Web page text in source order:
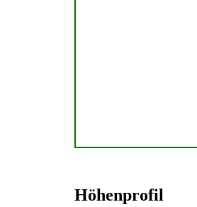
Höhenprofil